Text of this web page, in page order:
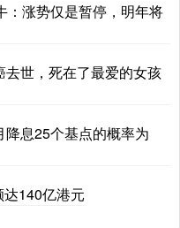
：涨势仅是暂停，明年将
世，死在了最爱的女孩
息25个基点的概率为
140亿港元